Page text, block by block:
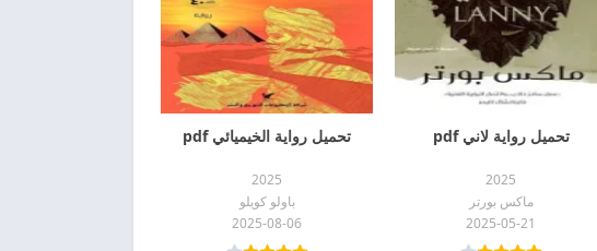
تحميل رواية لاني pdf
2025
ماكس بورتر
2025-05-21
تحميل رواية الخيميائي pdf
2025
باولو كويلو
2025-08-06